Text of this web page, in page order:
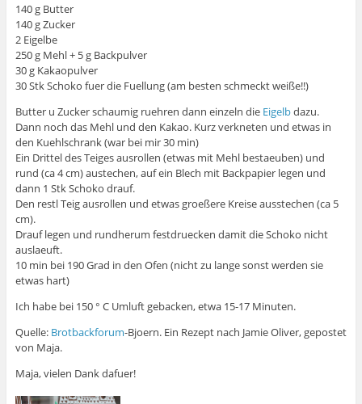
140 g Butter
140 g Zucker
2 Eigelbe
250 g Mehl + 5 g Backpulver
30 g Kakaopulver
30 Stk Schoko fuer die Fuellung (am besten schmeckt weiße!!)
Butter u Zucker schaumig ruehren dann einzeln die Eigelbdazu.
Dann noch das Mehl und den Kakao. Kurz verkneten und etwas in
den Kuehlschrank (war bei mir 30 min)
Ein Drittel des Teiges ausrollen (etwas mit Mehl bestaeuben) und
rund (ca 4 cm) austechen, auf ein Blech mit Backpapier legen und
dann 1 Stk Schoko drauf.
Den restl Teig ausrollen und etwas groeßere Kreise ausstechen (ca 5
cm).
Drauf legen und rundherum festdruecken damit die Schoko nicht
auslaeuft.
10 min bei 190 Grad in den Ofen (nicht zu lange sonst werden sie
etwas hart)
Ich habe bei 150 ° C Umluft gebacken, etwa 15-17 Minuten.
Quelle: Brotbackforum-Bjoern. Ein Rezept nach Jamie Oliver, gepostet
von Maja.
Maja, vielen Dank dafuer!